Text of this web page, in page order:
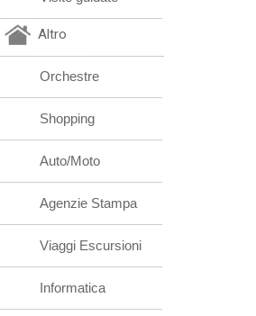
Altro
Orchestre
Shopping
Auto/Moto
Agenzie Stampa
Viaggi Escursioni
Informatica